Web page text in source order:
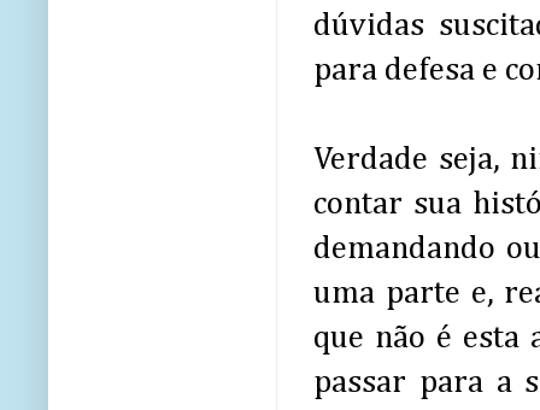
dúvidas
para defesa e
Verdade seja,
contar sua
demandando
uma parte e,
que não é esta
passar para a